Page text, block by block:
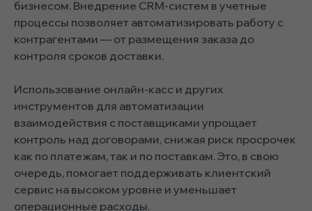
бизнесом. Внедрение CRM-систем в учетные
процессы позволяет автоматизировать работу с
контрагентами — от размещения заказа до
контроля сроков доставки.
Использование онлайн-касс и других
инструментов для автоматизации
взаимодействия с поставщиками упрощает
контроль над договорами, снижая риск просрочек
как по платежам, так и по поставкам. Это, в свою
очередь, помогает поддерживать клиентский
сервис на высоком уровне и уменьшает
операционные расходы.